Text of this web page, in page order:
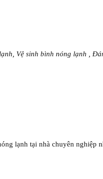
Vệ sinh bình nóng lạnh ,
lạnh tại nhà chuyên nghiệp